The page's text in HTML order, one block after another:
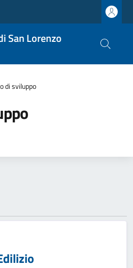
San Lorenzo
di sviluppo